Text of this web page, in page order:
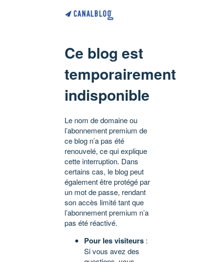
Ce blog est
temporairement
indisponible
Le nom de domaine ou
l’abonnement premium de
ce blog n’a pas été
renouvelé, ce qui explique
cette interruption. Dans
certains cas, le blog peut
également être protégé par
un mot de passe, rendant
son accès limité tant que
l’abonnement premium n’a
pas été réactivé.
Pour les visiteurs :
Si vous avez des